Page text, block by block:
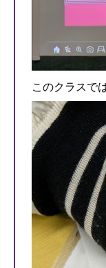
このクラスでは